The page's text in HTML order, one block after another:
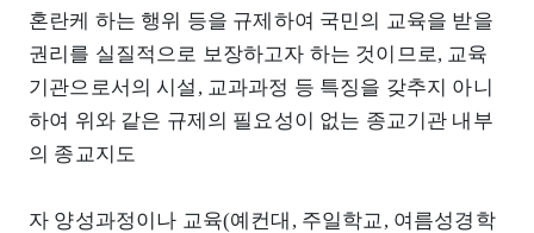
혼란케 하는 행위 등을 규제하여 국민의 교육을 받을
권리를 실질적으로 보장하고자 하는 것이므로, 교육
기관으로서의 시설, 교과과정 등 특징을 갖추지 아니
하여 위와 같은 규제의 필요성이 없는 종교기관 내부
의 종교지도
자 양성과정이나 교육(예컨대, 주일학교, 여름성경학